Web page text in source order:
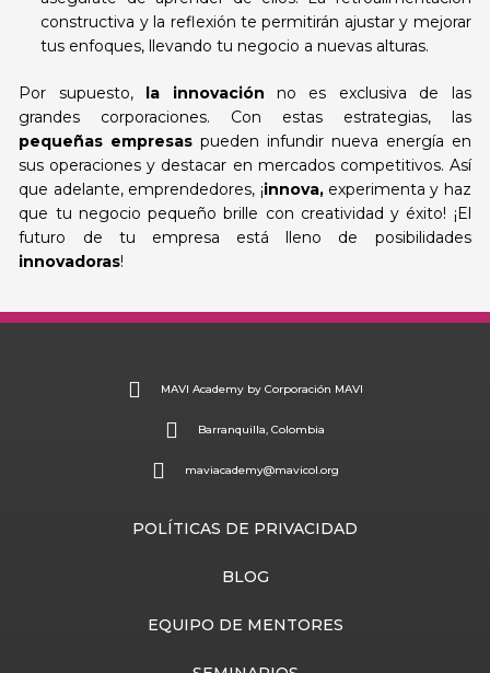
constructiva y la reflexión te permitirán ajustar y mejorar
tus enfoques, llevando tu negocio a nuevas alturas.
Por supuesto, la innovación no es exclusiva de las
grandes corporaciones. Con estas estrategias, las
pequeñas empresas pueden infundir nueva energía en
sus operaciones y destacar en mercados competitivos. Así
que adelante, emprendedores, ¡innova, experimenta y haz
que tu negocio pequeño brille con creatividad y éxito! ¡El
futuro de tu empresa está lleno de posibilidades
innovadoras!
MAVI Academy by Corporación MAVI
Barranquilla, Colombia
maviacademy@mavicol.org
POLÍTICAS DE PRIVACIDAD
BLOG
EQUIPO DE MENTORES